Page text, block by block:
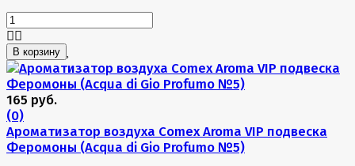
В корзину
165 руб.
(0)
Ароматизатор воздуха Comex Aroma VIP подвеска
Феромоны (Acqua di Gio Profumo №5)